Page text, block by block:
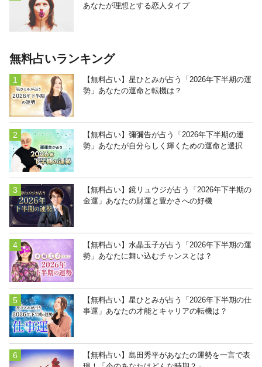
あなたが理想とする恋人タイプ
無料占いランキング
【無料占い】星ひとみが占う「2026年下半期の運
勢」あなたの運命と転機は？
【無料占い】彌彌告が占う「2026年下半期の運
勢」あなたが自分らしく輝くための運命と選択
【無料占い】鏡リュウジが占う「2026年下半期の
金運」あなたの財運と豊かさへの好機
【無料占い】水晶玉子が占う「2026年下半期の運
勢」あなたに舞い込むチャンスとは？
【無料占い】星ひとみが占う「2026年下半期の仕
事運」あなたの才能とキャリアの転機は？
【無料占い】島田秀平があなたの運勢を一言で表